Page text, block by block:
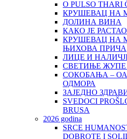
O PULSO THARI
КРУШЕВАЦ НА
ДОЛИНА ВИНА
КАКО ЈЕ
КРУШЕВАЦ НА
ЊИХОВА ПРИЧА
ЛИЦЕ И
СВЕТИЊЕ ЖУПЕ
СОКОБАЊА –
ОДМОРА
ЗАЈЕДНО
SVEDOCI
BRUSA
2026 godina
SRCE
DOBROTE I